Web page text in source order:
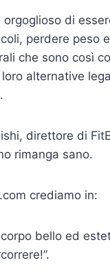
orgoglioso di
perdere peso
che sono così
loro alternative
direttore di
rimanga sano.
crediamo in:
corpo bello ed